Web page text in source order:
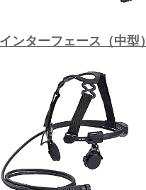
ンターフェース（中型）